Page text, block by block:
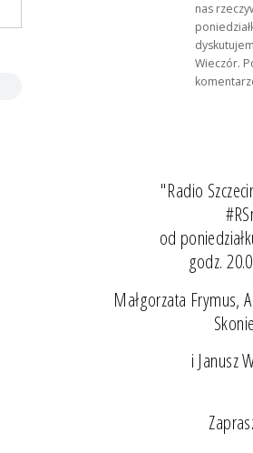
nas
Wieczór.
"Radio
od
godz.
Małgorzata Frymus,
i Janusz